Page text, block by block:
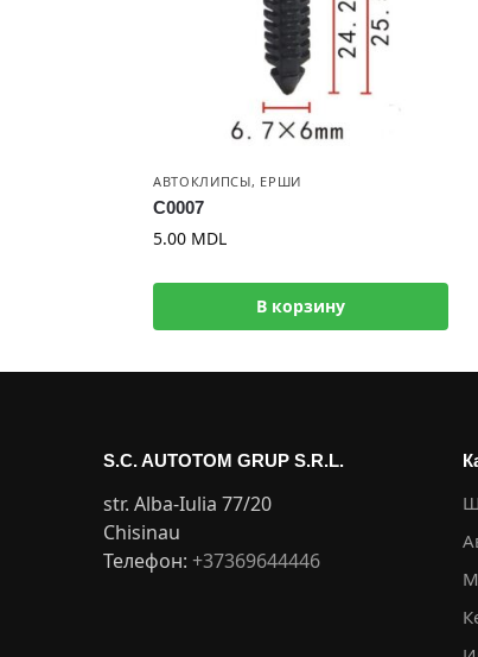
АВТОКЛИПСЫ, ЕРШИ
C0007
5.00 MDL
В корзину
S.C. AUTOTOM GRUP S.R.L.
str. Alba-Iulia 77/20
Chisinau
Телефон: +37369644446